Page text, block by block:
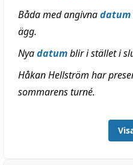
Båda med angivnadatum
ägg.
Nyadatumblir i stället i
Håkan Hellström har
sommarens turné.